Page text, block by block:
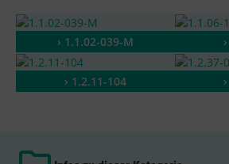
› 1.1.02-039-M
› 1.2.11-104